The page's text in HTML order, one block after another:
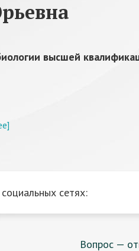
высшей
сетях:
Вопрос —